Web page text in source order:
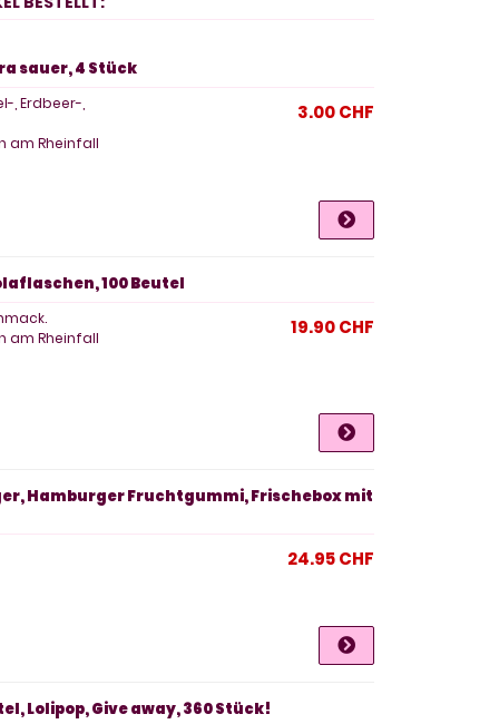
sauer, 4 Stück
, Erdbeer-,
am Rheinfall
3.00 CHF
100 Beutel
am Rheinfall
19.90 CHF
Hamburger Fruchtgummi, Frischebox mit
24.95 CHF
Lolipop, Give away, 360 Stück!